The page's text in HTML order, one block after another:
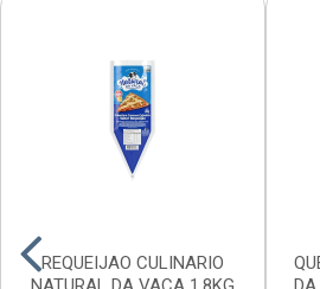
REQUEIJAO CULINARIO